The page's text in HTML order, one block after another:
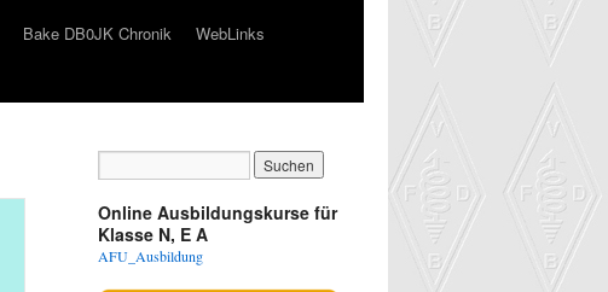
Bake DB0JK Chronik
WebLinks
Online Ausbildungskurse für
Klasse N, E A
AFU_Ausbildung